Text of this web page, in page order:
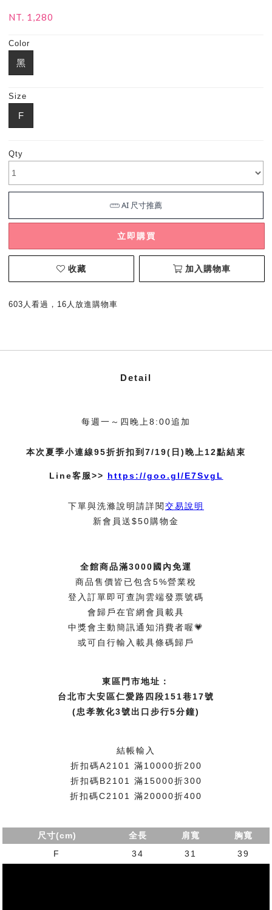
NT. 1,280
Color
黑
Size
F
Qty
立即購買
收藏 加入購物車
603人看過，16人放進購物車
Detail
每週一～四晚上8:00追加
本次夏季小連線95折折扣到7/19(日)晚上12點結束
Line客服>> https://goo.gl/E7SvgL
下單與洗滌說明請詳閱交易說明
新會員送$50購物金
全館商品滿3000國內免運
商品售價皆已包含5%營業稅
登入訂單即可查詢雲端發票號碼
會歸戶在官網會員載具
中獎會主動簡訊通知消費者喔💗
或可自行輸入載具條碼歸戶
東區門市地址：
台北市大安區仁愛路四段151巷17號
(忠孝敦化3號出口步行5分鐘)
結帳輸入
折扣碼A2101 滿10000折200
折扣碼B2101 滿15000折300
折扣碼C2101 滿20000折400
尺寸(cm) 全長 肩寬
胸寬
F
34 31 39